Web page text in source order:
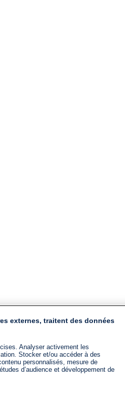
externes, traitent des données
Analyser activement les
Stocker et/ou accéder à des
personnalisés, mesure de
d’audience et développement de